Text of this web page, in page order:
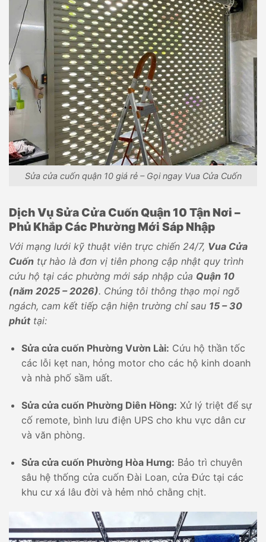
Sửa cửa cuốn quận 10 giá rẻ – Gọi ngay Vua Cửa Cuốn
Dịch Vụ Sửa Cửa Cuốn Quận 10 Tận Nơi –
Phủ Khắp Các Phường Mới Sáp Nhập
Với mạng lưới kỹ thuật viên trực chiến 24/7, Vua Cửa
Cuốn tự hào là đơn vị tiên phong cập nhật quy trình
cứu hộ tại các phường mới sáp nhập của Quận 10
(năm 2025 – 2026). Chúng tôi thông thạo mọi ngõ
ngách, cam kết tiếp cận hiện trường chỉ sau 15 – 30
phúttại:
Sửa cửa cuốn Phường Vườn Lài: Cứu hộ thần tốc
các lỗi kẹt nan, hỏng motor cho các hộ kinh doanh
và nhà phố sầm uất.
Sửa cửa cuốn Phường Diên Hồng: Xử lý triệt để sự
cố remote, bình lưu điện UPS cho khu vực dân cư
và văn phòng.
Sửa cửa cuốn Phường Hòa Hưng: Bảo trì chuyên
sâu hệ thống cửa cuốn Đài Loan, cửa Đức tại các
khu cư xá lâu đời và hẻm nhỏ chằng chịt.